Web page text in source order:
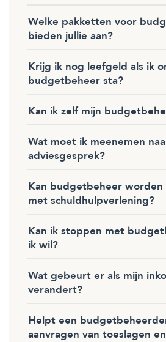
Welke pakketten voor
bieden jullie aan?
Krijg ik nog leefgeld als ik
budgetbeheer sta?
Kan ik zelf mijn
Wat moet ik meenemen
adviesgesprek?
Kan budgetbeheer
met schuldhulpverlening?
Kan ik stoppen met
ik wil?
Wat gebeurt er als mijn
verandert?
Helpt een
aanvragen van toeslagen